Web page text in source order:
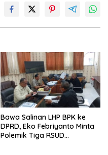
Bawa Salinan LHP BPK ke
DPRD, Eko Febriyanto Minta
Polemik Tiga RSUD